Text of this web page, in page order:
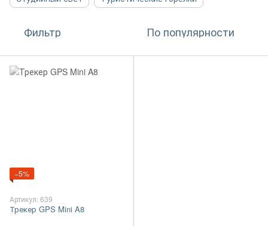
Фильтр По популярности
−5%
Артикул: 639
Трекер GPS Mini A8